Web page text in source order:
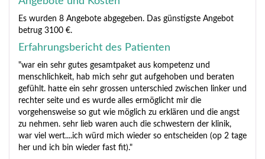
Es wurden 8 Angebote abgegeben. Das günstigste Angebot
betrug 3100 €.
Erfahrungsbericht des Patienten
"war ein sehr gutes gesamtpaket aus kompetenz und
menschlichkeit, hab mich sehr gut aufgehoben und beraten
gefühlt. hatte ein sehr grossen unterschied zwischen linker und
rechter seite und es wurde alles ermöglicht mir die
vorgehensweise so gut wie möglich zu erklären und die angst
zu nehmen. sehr lieb waren auch die schwestern der klinik,
war viel wert....ich würd mich wieder so entscheiden (op 2 tage
her und ich bin wieder fast fit)."